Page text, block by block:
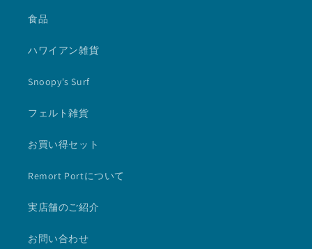
食品
ハワイアン雑貨
Snoopy's Surf
フェルト雑貨
お買い得セット
Remort Portについて
実店舗のご紹介
お問い合わせ